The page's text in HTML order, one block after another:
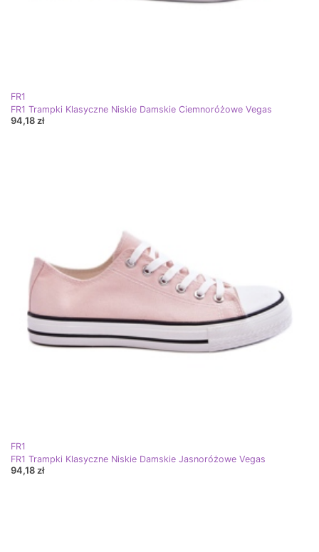
FR1
FR1 Trampki Klasyczne Niskie Damskie Ciemnoróżowe Vegas
94,18 zł
FR1
FR1 Trampki Klasyczne Niskie Damskie Jasnoróżowe Vegas
94,18 zł